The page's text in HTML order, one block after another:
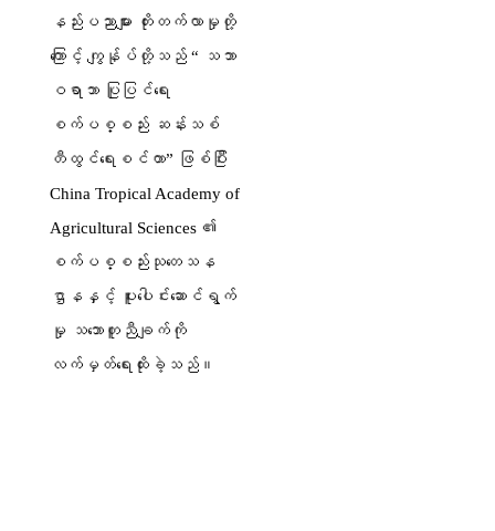
နည်းပညာများ တိုးတက်လာမှုတို့
ကြောင့် ကျွန်ုပ်တို့သည် “ သဘာ
ဝရာဘာ ပြုပြင်ရေး
စက်ပစ္စည်း ဆန်းသစ်
တီထွင်ရေးစင်တာ” ဖြစ်ပြီး
China Tropical Academy of
Agricultural Sciences ၏
စက်ပစ္စည်းသုတေသန
ဌာနနှင့် ပူးပေါင်းဆောင်ရွက်
မှု သဘောတူညီချက်ကို
လက်မှတ်ရေးထိုးခဲ့သည်။